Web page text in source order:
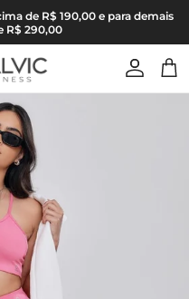
de R$ 190,00 e para demais
R$ 290,00
Conta